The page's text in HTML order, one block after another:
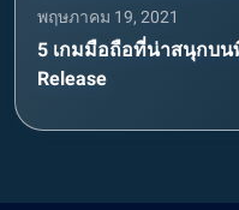
พฤษภาคม 19, 2021
5 เกมมือถือที่น่าสนุกบน
Release